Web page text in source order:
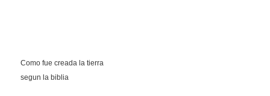
Como fue creada la tierra
segun la biblia